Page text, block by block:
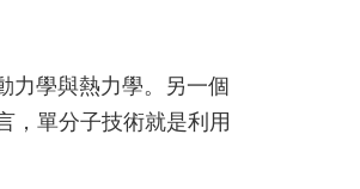
力學與熱力學。另一個
，單分子技術就是利用